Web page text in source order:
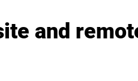
and